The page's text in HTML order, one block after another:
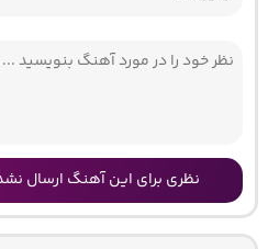
نظری برای این آهنگ ارسال